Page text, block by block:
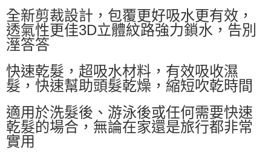
每筆NT$60，滿NT$599(含以上)免運費
7-11付款取貨
每筆NT$60，滿NT$599(含以上)免運費
付款後7-11取貨
每筆NT$60，滿NT$599(含以上)免運費
宅配
每筆NT$80，滿NT$799(含以上)免運費
國家/地區配送0330
全新剪裁設計，包覆更好吸水更有效，
透氣性更佳3D立體紋路強力鎖水，告別
溼答答
快速乾髮，超吸水材料，有效吸收濕
髮，快速幫助頭髮乾燥，縮短吹乾時間
適用於洗髮後、游泳後或任何需要快速
乾髮的場合，無論在家還是旅行都非常
實用